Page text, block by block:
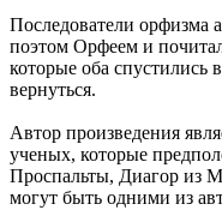
Последователи орфизма
поэтом Орфеем и
которые оба
вернуться.
Автор произведения
ученых, которые
Проспальты, Диагор из
могут быть одними из